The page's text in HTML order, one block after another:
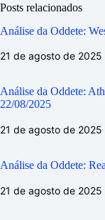
Posts relacionados
Análise da Oddete:
21 de agosto de 2025
Análise da Oddete:
22/08/2025
21 de agosto de 2025
Análise da Oddete:
21 de agosto de 2025